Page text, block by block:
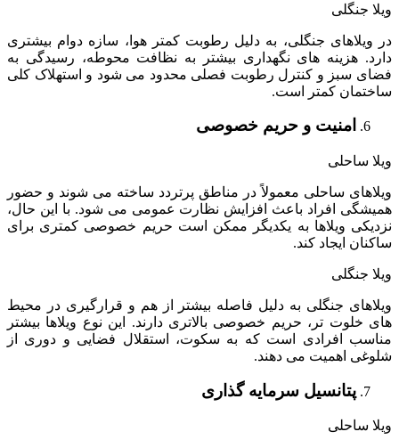
ویلا جنگلی
در ویلاهای جنگلی، به دلیل رطوبت کمتر هوا، سازه دوام بیشتری
دارد. هزینه های نگهداری بیشتر به نظافت محوطه، رسیدگی به
فضای سبز و کنترل رطوبت فصلی محدود می شود و استهلاک کلی
ساختمان کمتر است.
امنیت و حریم خصوصی
ویلا ساحلی
ویلاهای ساحلی معمولاً در مناطق پرتردد ساخته می شوند و حضور
همیشگی افراد باعث افزایش نظارت عمومی می شود. با این حال،
نزدیکی ویلاها به یکدیگر ممکن است حریم خصوصی کمتری برای
ساکنان ایجاد کند.
ویلا جنگلی
ویلاهای جنگلی به دلیل فاصله بیشتر از هم و قرارگیری در محیط
های خلوت تر، حریم خصوصی بالاتری دارند. این نوع ویلاها بیشتر
مناسب افرادی است که به سکوت، استقلال فضایی و دوری از
شلوغی اهمیت می دهند.
پتانسیل سرمایه گذاری
ویلا ساحلی